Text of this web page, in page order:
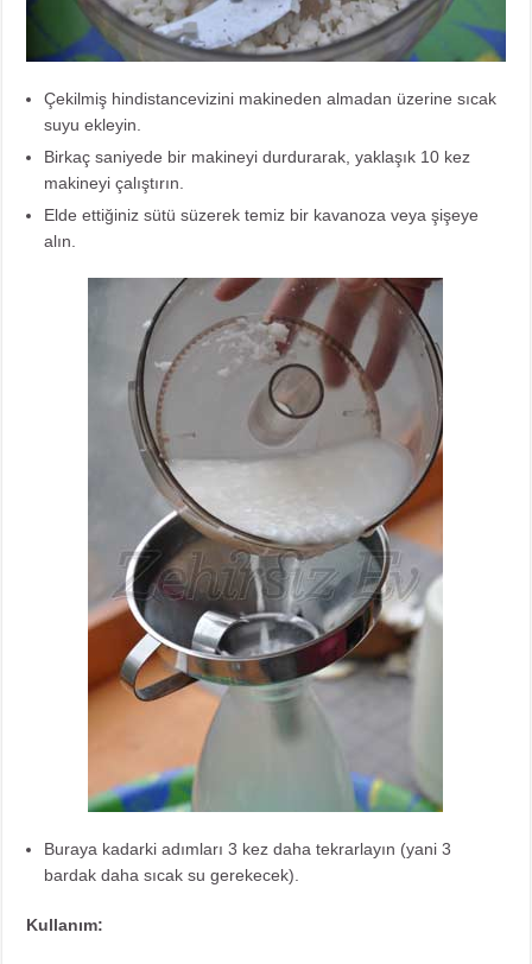
Çekilmiş hindistancevizini makineden almadan üzerine sıcak
suyu ekleyin.
Birkaç saniyede bir makineyi durdurarak, yaklaşık 10 kez
makineyi çalıştırın.
Elde ettiğiniz sütü süzerek temiz bir kavanoza veya şişeye
alın.
Buraya kadarki adımları 3 kez daha tekrarlayın (yani 3
bardak daha sıcak su gerekecek).
Kullanım: